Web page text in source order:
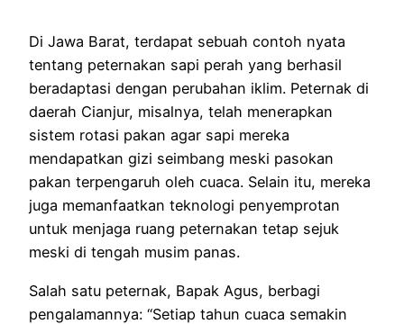
Di Jawa Barat, terdapat sebuah contoh nyata
tentang peternakan sapi perah yang berhasil
beradaptasi dengan perubahan iklim. Peternak di
daerah Cianjur, misalnya, telah menerapkan
sistem rotasi pakan agar sapi mereka
mendapatkan gizi seimbang meski pasokan
pakan terpengaruh oleh cuaca. Selain itu, mereka
juga memanfaatkan teknologi penyemprotan
untuk menjaga ruang peternakan tetap sejuk
meski di tengah musim panas.
Salah satu peternak, Bapak Agus, berbagi
pengalamannya: “Setiap tahun cuaca semakin